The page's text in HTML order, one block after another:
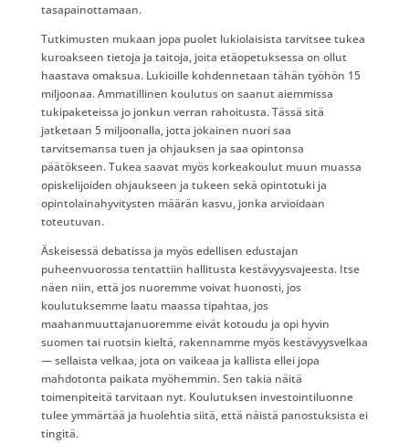
tasapainottamaan.
Tutkimusten mukaan jopa puolet lukiolaisista tarvitsee tukea
kuroakseen tietoja ja taitoja, joita etäopetuksessa on ollut
haastava omaksua. Lukioille kohdennetaan tähän työhön 15
miljoonaa. Ammatillinen koulutus on saanut aiemmissa
tukipaketeissa jo jonkun verran rahoitusta. Tässä sitä
jatketaan 5 miljoonalla, jotta jokainen nuori saa
tarvitsemansa tuen ja ohjauksen ja saa opintonsa
päätökseen. Tukea saavat myös korkeakoulut muun muassa
opiskelijoiden ohjaukseen ja tukeen sekä opintotuki ja
opintolainahyvitysten määrän kasvu, jonka arvioidaan
toteutuvan.
Äskeisessä debatissa ja myös edellisen edustajan
puheenvuorossa tentattiin hallitusta kestävyysvajeesta. Itse
näen niin, että jos nuoremme voivat huonosti, jos
koulutuksemme laatu maassa tipahtaa, jos
maahanmuuttajanuoremme eivät kotoudu ja opi hyvin
suomen tai ruotsin kieltä, rakennamme myös kestävyysvelkaa
— sellaista velkaa, jota on vaikeaa ja kallista ellei jopa
mahdotonta paikata myöhemmin. Sen takia näitä
toimenpiteitä tarvitaan nyt. Koulutuksen investointiluonne
tulee ymmärtää ja huolehtia siitä, että näistä panostuksista ei
tingitä.